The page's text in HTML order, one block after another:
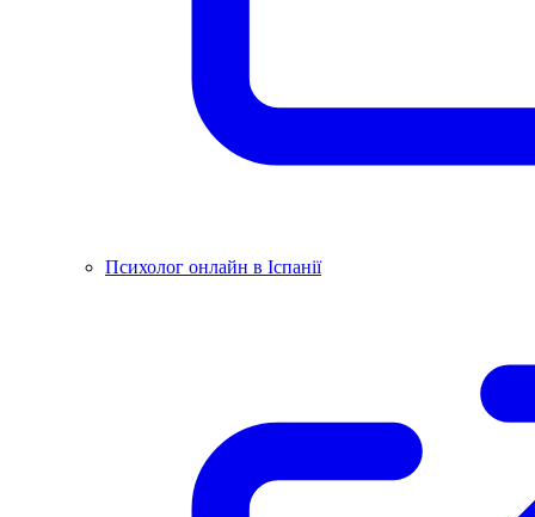
Психолог онлайн в Іспанії